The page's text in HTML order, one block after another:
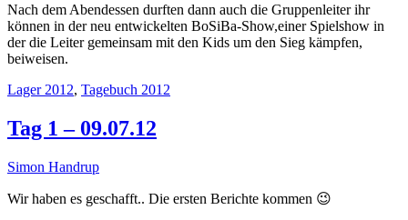
Nach dem Abendessen durften dann auch die Gruppenleiter ihr
können in der neu entwickelten BoSiBa-Show,einer Spielshow in
der die Leiter gemeinsam mit den Kids um den Sieg kämpfen,
beiweisen.
Lager 2012, Tagebuch 2012
Tag 1 – 09.07.12
Simon Handrup
Wir haben es geschafft.. Die ersten Berichte kommen 😉